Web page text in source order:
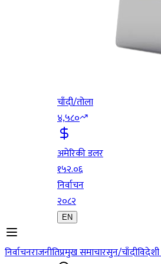
चाँदी/तोला
४,५८०
अमेरिकी डलर
१५२.०६
निर्वाचन
२०८२
EN
निर्वाचनराजनीतिप्रमुख समाचारसुन/चाँदीविदेशी